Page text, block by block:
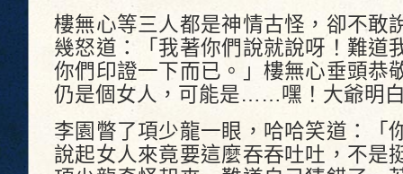
樓無心等三人都是神情古怪，卻不敢
幾怒道：「我著你們說就說呀！難道
你們印證一下而已。」樓無心垂頭恭
仍是個女人，可能是……嘿！大爺明
李園瞥了項少龍一眼，哈哈笑道：「
說起女人來竟要這麼吞吞吐吐，不是